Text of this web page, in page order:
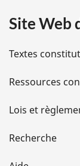
i
l
s
d
e
l
Site Web
Textes
Ressources
Lois et
Recherche